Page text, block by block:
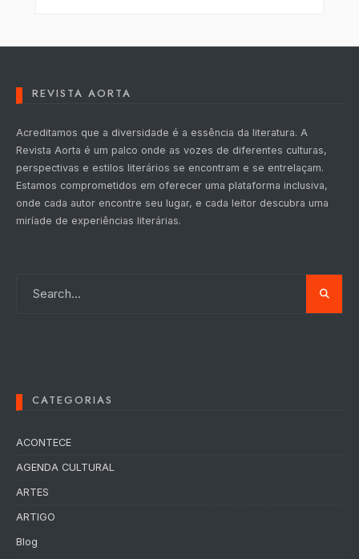
REVISTA AORTA
Acreditamos que a diversidade é a essência da literatura. A
Revista Aorta é um palco onde as vozes de diferentes culturas,
perspectivas e estilos literários se encontram e se entrelaçam.
Estamos comprometidos em oferecer uma plataforma inclusiva,
onde cada autor encontre seu lugar, e cada leitor descubra uma
miríade de experiências literárias.
CATEGORIAS
ACONTECE
AGENDA CULTURAL
ARTES
ARTIGO
Blog